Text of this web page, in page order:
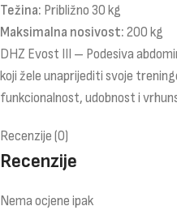
Težina: Približno 30 kg
Maksimalna nosivost: 200 kg
DHZ Evost III – Podesiva
koji žele unaprijediti svoje
funkcionalnost, udobnost i
Recenzije (0)
Recenzije
Nema ocjene ipak